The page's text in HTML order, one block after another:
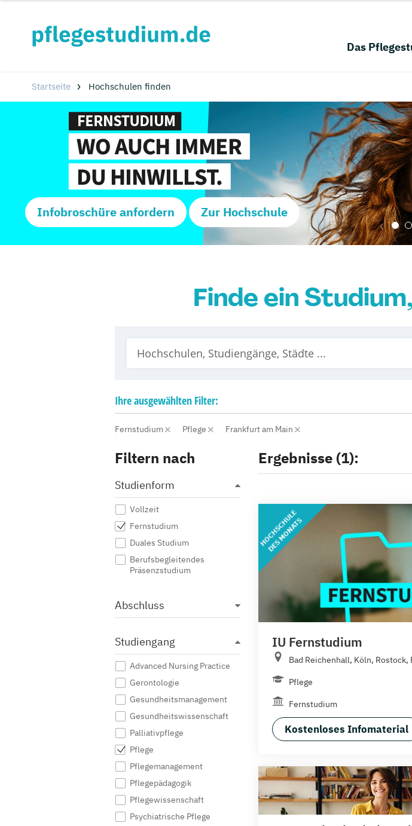
Das
Startseite Hochschulen finden
Infobroschüre anfordern Zur Hochschule
Finde ein
Ihreausgewählten Filter:
Fernstudium Pflege Frankfurt am Main
Filtern nach
Studienform
Vollzeit
Fernstudium
Duales Studium
Berufsbegleitendes
Präsenzstudium
Abschluss
Studiengang
Advanced Nursing Practice
Gerontologie
Gesundheitsmanagement
Gesundheitswissenschaft
Palliativpflege
Pflege
Pflegemanagement
Pflegepädagogik
Pflegewissenschaft
Psychiatrische Pflege
Ergebnisse (1):
HOCHSCHULE
DES MONATS
IU Fernstudium
Bad Reichenhall, Köln, Rostock,
Pflege
Fernstudium
Kostenloses Infomaterial